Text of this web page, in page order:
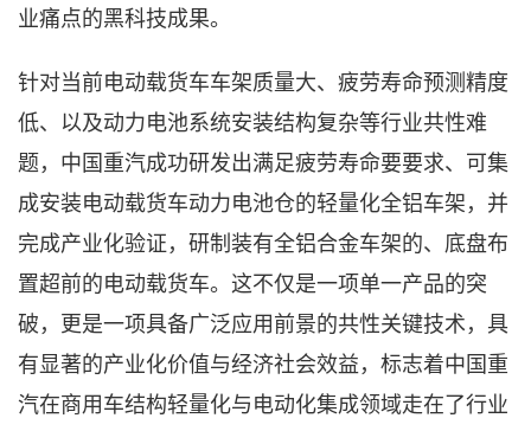
业痛点的黑科技成果。
针对当前电动载货车车架质量大、疲劳寿命预测精度
低、以及动力电池系统安装结构复杂等行业共性难
题， 中国重汽成功研发出满足疲劳寿命要要求、可集
成安装电动载货车动力电池仓的轻量化全铝车架，并
完成产业化验证，研制装有全铝合金车架的、底盘布
置超前的电动载货车。这不仅是一项单一产品的突
破，更是一项具备广泛应用前景的共性关键技术 ， 具
有显著的产业化价值与经济社会效益，标志着中国重
汽在商用车结构轻量化与电动化集成领域走在了行业